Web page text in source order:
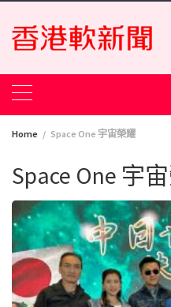
Skip
content
Home Space One 宇宙榮耀
Space One 宇